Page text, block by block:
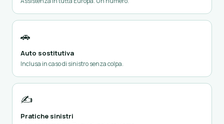
🚗
Auto sostitutiva
Inclusa in caso di sinistro senza colpa.
✍️
Pratiche sinistri